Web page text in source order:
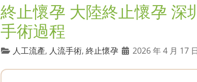
終止懷孕 大陸終止懷孕 深
手術過程
人工流產, 人流手術, 終止懷孕 2026 年 4 月 17